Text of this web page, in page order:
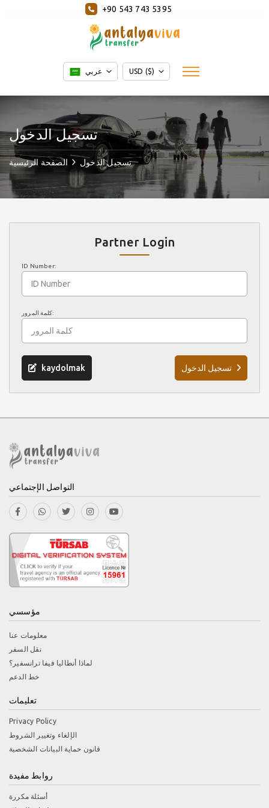
+90 543 743 5395
عربي USD ($)
تسجيل الدخول
الصفحة الرئيسية تسجيل الدخول
Partner Login
ID Number:
كلمة المرور:
kaydolmak تسجيل الدخول
التواصل الإجتماعي
مؤسسي
معلومات عنا
نقل السفر
لماذا أنطاليا فيفا ترانسفير؟
خط الدعم
تعليمات
Privacy Policy
الإلغاء وتغيير الشروط
قانون حماية البيانات الشخصية
روابط مفيدة
أسئلة مكررة